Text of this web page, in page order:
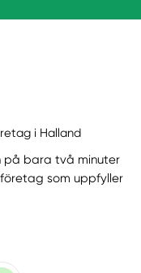
i Halland
på bara två minuter
som uppfyller